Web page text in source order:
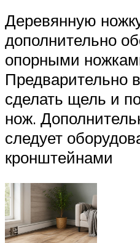
Деревянную
дополнительно
опорными
Предварительно
сделать щель и
нож.
следует
кронштейнами